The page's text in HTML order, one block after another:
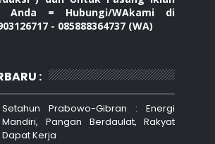
Anda = Hubungi/WAkami di
- 085888364737 (WA)
:
Setahun Prabowo-Gibran : Energi
Mandiri, Pangan Berdaulat, Rakyat
Dapat Kerja